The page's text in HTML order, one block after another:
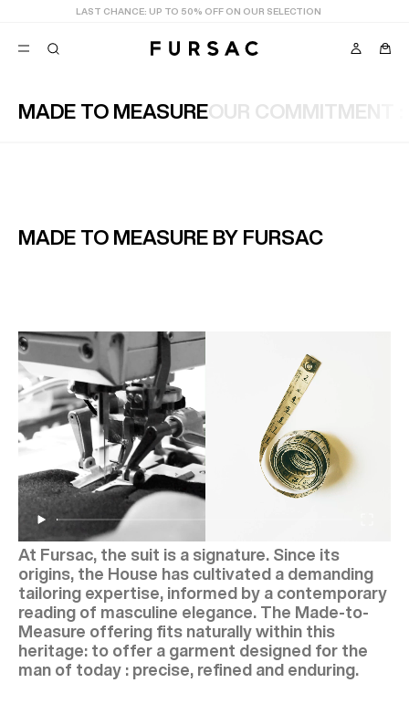
LAST CHANCE:UP TO 50% OFF ON OUR SELECTION
MADE TO MEASUREOUR COMMITMENT :
MADE TO MEASURE BY FURSAC
At Fursac, the suit is a signature. Since its
origins, the House has cultivated a demanding
tailoring expertise, informed by a contemporary
reading of masculine elegance. The Made-to-
Measure offering fits naturally within this
heritage: to offer a garment designed for the
man of today : precise, refined and enduring.
BEST SELLERS
NEW COLLECTION